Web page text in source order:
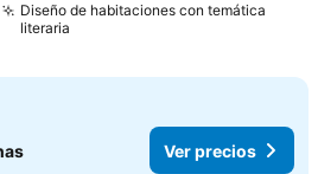
Diseño de habitaciones con temática
literaria
Ver precios